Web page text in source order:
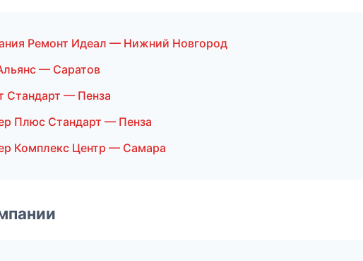
Ремонт Идеал — Нижний Новгород
— Саратов
Стандарт — Пенза
Плюс Стандарт — Пенза
Комплекс Центр — Самара